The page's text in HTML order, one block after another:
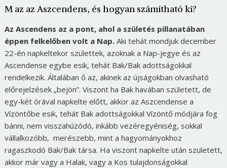
M az az Aszcendens, és hogyan számítható ki?
Az Ascendens az a pont, ahol a születés pillanatában
éppen felkelőben volt a Nap.Aki tehát mondjuk december
22-én napkeltekor születtek, azoknak a Nap-jegye és az
Ascendense egybe esik, tehát Bak/Bak adottságokkal
rendelkezik. Általában ő az, akinek az újságokban olvasható
előrejelzések „bejön”. Viszont ha Bak havában született, de
egy-két órával napkelte előtt, akkor az Aszcendense a
Vízöntőbe esik, tehát Bak adottságokkal Vízöntő módjára fog
bánni, nem visszahúzódó, inkább vezéregyéniség, sokkal
vállalkozóbb, merészebb, mint a hagyományokhoz
ragaszkodó Bak/Bak társa. Ha viszont napkelte után született,
akkor már vagy a Halak, vagy a Kos tulajdonságokkal